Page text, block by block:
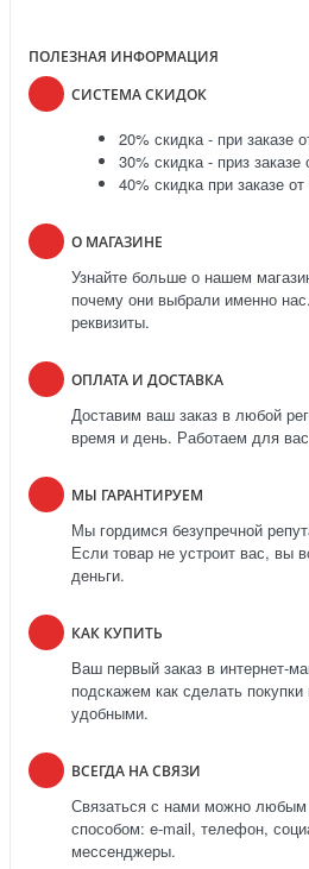
ПОЛЕЗНАЯ ИНФОРМАЦИЯ
СИСТЕМА СКИДОК
20% скидка - при заказе
30% скидка - приз заказе
40% скидка при заказе
О МАГАЗИНЕ
Узнайте больше о нашем
почему они выбрали именно
реквизиты.
ОПЛАТА И ДОСТАВКА
Доставим ваш заказ в любой
время и день. Работаем для
МЫ ГАРАНТИРУЕМ
Мы гордимся безупречной
Если товар не устроит вас, вы
деньги.
КАК КУПИТЬ
Ваш первый заказ в интернет-
подскажем как сделать
удобными.
ВСЕГДА НА СВЯЗИ
Связаться с нами можно
способом: e-mail, телефон,
мессенджеры.